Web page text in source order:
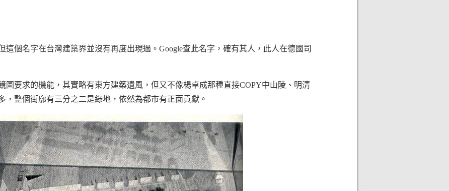
這個名字在台灣建築界並沒有再度出現過。Google查此名字，確有其人，此人在德國司
圖要求的機能，其實略有東方建築遺風，但又不像楊卓成那種直接COPY中山陵、明清
，整個街廓有三分之二是綠地，依然為都市有正面貢獻。